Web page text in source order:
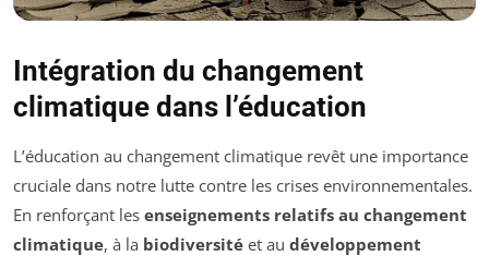
Intégration du changement
climatique dans l’éducation
L’éducation au changement climatique revêt une importance
cruciale dans notre lutte contre les crises environnementales.
En renforçant les enseignements relatifs au changement
climatique, à la biodiversité et au développement